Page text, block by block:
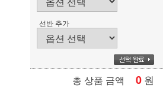
선반 추가
총 상품 금액 0 원